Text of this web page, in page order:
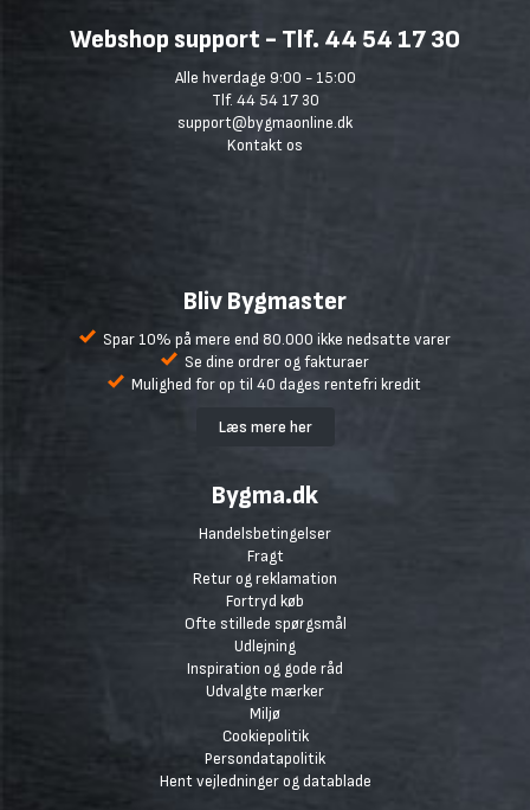
Webshop support - Tlf. 44 54 17 30
Alle hverdage 9:00 - 15:00
Tlf. 44 54 17 30
support@bygmaonline.dk
Kontakt os
Bliv Bygmaster
Spar 10% på mere end 80.000 ikke nedsatte varer
Se dine ordrer og fakturaer
Mulighed for op til 40 dages rentefri kredit
Læs mere her
Bygma.dk
Handelsbetingelser
Fragt
Retur og reklamation
Fortryd køb
Ofte stillede spørgsmål
Udlejning
Inspiration og gode råd
Udvalgte mærker
Miljø
Cookiepolitik
Persondatapolitik
Hent vejledninger og datablade